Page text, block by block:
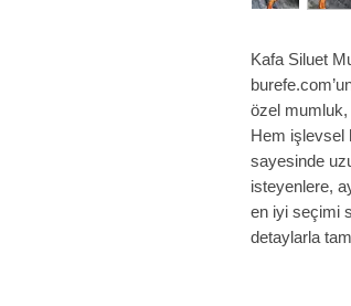
Kafa Siluet
özel
Hem işlevsel
sayesinde
isteyenlere,
en iyi seçimi
detaylarla